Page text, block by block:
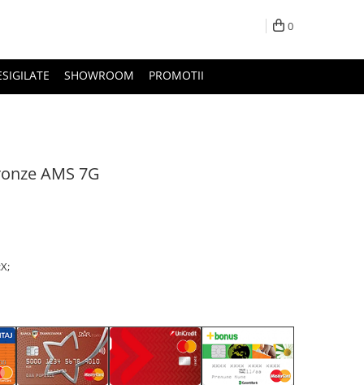
0
SHOWROOM PROMOTII
AMS 7G